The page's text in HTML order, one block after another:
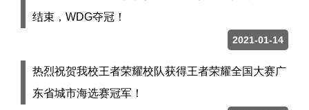
结束，WDG夺冠！
2021-01-14
热烈祝贺我校王者荣耀校队获得王者荣耀全国大赛广
东省城市海选赛冠军！